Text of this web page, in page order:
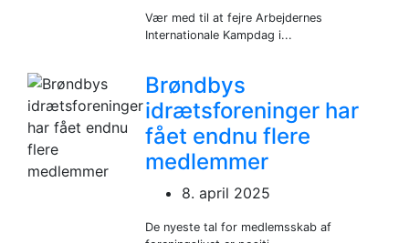
Vær med til at fejre Arbejdernes
Internationale Kampdag i...
Brøndbys
idrætsforeninger har
fået endnu flere
medlemmer
8. april 2025
De nyeste tal for medlemsskab af